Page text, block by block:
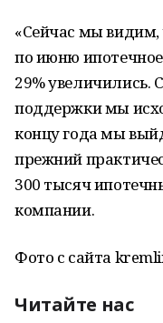
«Сейчас мы видим,
по июню
29% увеличились.
поддержки мы
концу года мы
прежний
300 тысяч
компании.
Фото с сайта
Читайте нас